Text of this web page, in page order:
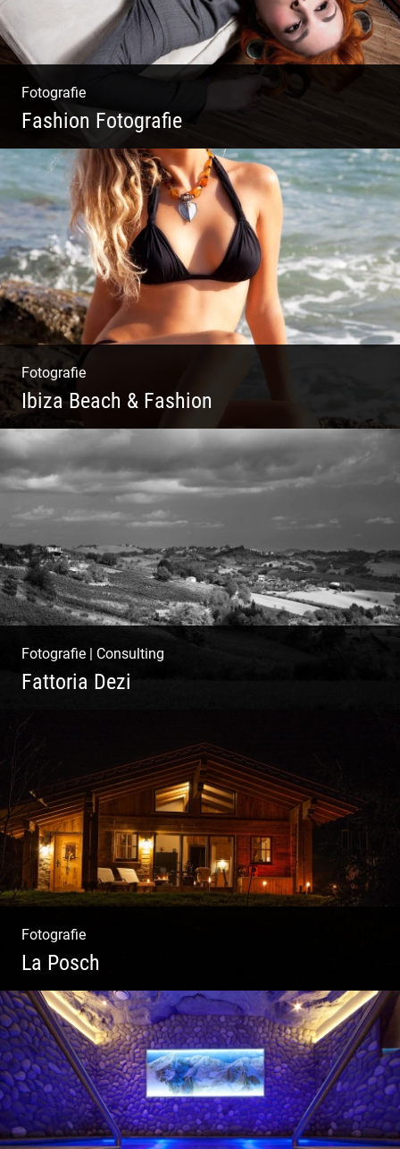
Fotografie
Fashion Fotografie
Mode|Menschen|Magazin
Fotografie
Ibiza Beach & Fashion
Ibiza Beach & Fashion
Fotografie | Consulting
Fattoria Dezi
Übersetzung & Medien | Fotografie &
Texting | Feine Weine
Fotografie
La Posch
Kuschelige Chalets | Traumhaftes Tirol |
Luxuriöse Auszeit | Alpiner Lifestyle